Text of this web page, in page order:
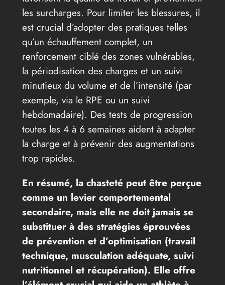
les surcharges. Pour limiter les blessures, il
est crucial d’adopter des pratiques telles
qu’un échauffement complet, un
renforcement ciblé des zones vulnérables,
la périodisation des charges et un suivi
minutieux du volume et de l’intensité (par
exemple, via le RPE ou un suivi
hebdomadaire). Des tests de progression
toutes les 4 à 6 semaines aident à adapter
la charge et à prévenir des augmentations
trop rapides.
En résumé, la chasteté peut être perçue
comme un levier comportemental
secondaire, mais elle ne doit jamais se
substituer à des stratégies éprouvées
de prévention et d’optimisation (travail
technique, musculation adéquate, suivi
nutritionnel et récupération). Elle offre